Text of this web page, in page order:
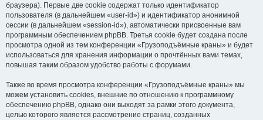
браузера). Первые две cookie содержат только идентификатор
пользователя (в дальнейшем «user-id») и идентификатор анонимной
сессии (в дальнейшем «session-id»), автоматически присвоенные вам
программным обеспечением phpBB. Третья cookie будет создана после
просмотра одной из тем конференции «Грузоподъёмные краны» и будет
использоваться для хранения информации о прочтённых вами темах,
повышая таким образом удобство работы с форумами.
Также во время просмотра конференции «Грузоподъёмные краны» мы
можем установить cookies, внешние по отношению к программному
обеспечению phpBB, однако они выходят за рамки этого документа,
целью которого является рассмотрение страниц, созданных